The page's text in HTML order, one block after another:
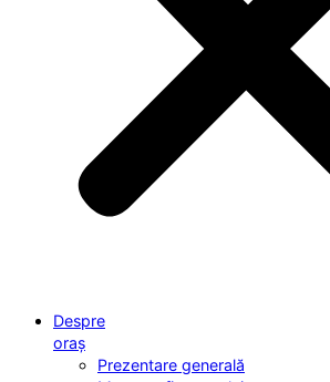
Despre
oraș
Prezentare generală